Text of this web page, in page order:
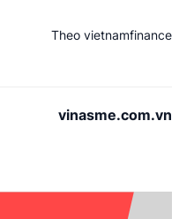
Theo vietnamfinance
vinasme.com.vn